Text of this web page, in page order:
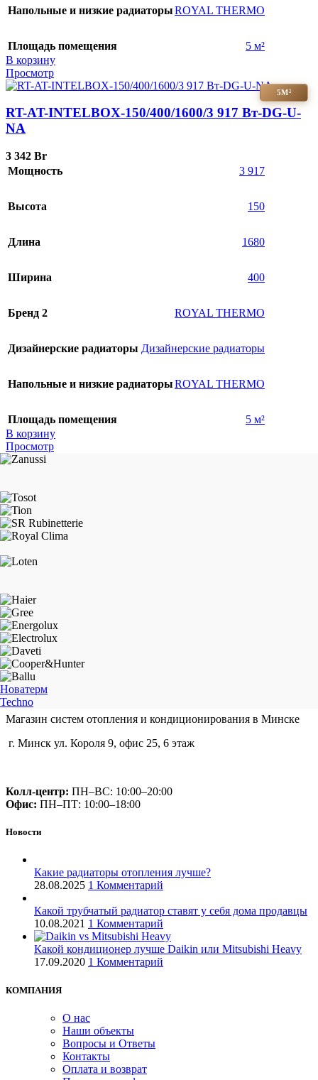
Напольные и низкие радиаторыROYAL THERMO
Площадь помещения
5 м²
В корзину
Просмотр
5М²
RT-AT-INTELBOX-150/400/1600/3 917 Вт-DG-U-
NA
3 342 Br
Мощность
3 917
Высота 150
Длина 1680
Ширина 400
Бренд 2 ROYAL THERMO
Дизайнерские радиаторы Дизайнерские радиаторы
Напольные и низкие радиаторыROYAL THERMO
Площадь помещения
5 м²
В корзину
Просмотр
Новатерм
Techno
Магазин систем отопления и кондиционирования в Минске
г. Минск ул. Короля 9, офис 25, 6 этаж
Колл-центр: ПН–ВС: 10:00–20:00​
Офис: ПН–ПТ: 10:00–18:00
Новости
Какие радиаторы отопления лучше?
28.08.2025 1 Комментарий
Какой трубчатый радиатор ставят у себя дома продавцы
10.08.2021 1 Комментарий
Какой кондиционер лучше Daikin или Mitsubishi Heavy
17.09.2020 1 Комментарий
КОМПАНИЯ
О нас
Наши объекты
Вопросы и Ответы
Контакты
Оплата и возврат